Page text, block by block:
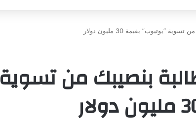
“يوتيوب” بقيمة 30 مليون دولار
بنصيبك من تسوية